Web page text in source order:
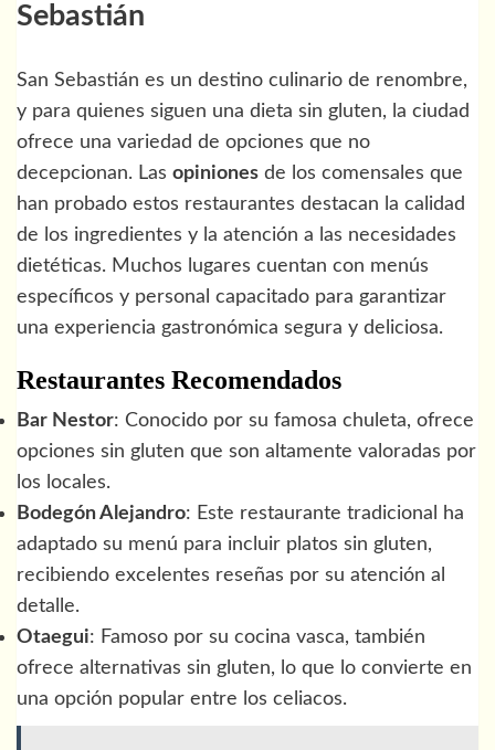
Sebastián
San Sebastián es un destino culinario de renombre,
y para quienes siguen una dieta sin gluten, la ciudad
ofrece una variedad de opciones que no
decepcionan. Las opiniones de los comensales que
han probado estos restaurantes destacan la calidad
de los ingredientes y la atención a las necesidades
dietéticas. Muchos lugares cuentan con menús
específicos y personal capacitado para garantizar
una experiencia gastronómica segura y deliciosa.
Restaurantes Recomendados
Bar Nestor: Conocido por su famosa chuleta, ofrece
opciones sin gluten que son altamente valoradas por
los locales.
Bodegón Alejandro: Este restaurante tradicional ha
adaptado su menú para incluir platos sin gluten,
recibiendo excelentes reseñas por su atención al
detalle.
Otaegui: Famoso por su cocina vasca, también
ofrece alternativas sin gluten, lo que lo convierte en
una opción popular entre los celiacos.